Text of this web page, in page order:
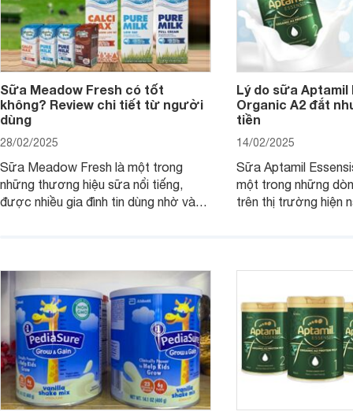
Sữa Meadow Fresh có tốt
không? Review chi tiết từ người
dùng
28/02/2025
Sữa Meadow Fresh là một trong
những thương hiệu sữa nổi tiếng,
được nhiều gia đình tin dùng nhờ vào
dưỡng có gì đặc biệt? Giá sữa
Meadow Fresh trên thị trường hiện
nay ra sao? Hãy cùng tìm hiểu ngay.
Lý do sữa Aptamil
Organic A2 đắt
tiền
14/02/2025
Sữa Aptamil
một trong những
trên thị trường hiện
hơn so với các
4 yếu tố sau.